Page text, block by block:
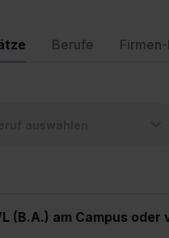
Berufe
(B.A.) am Campus oder